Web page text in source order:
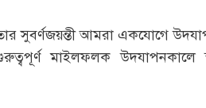
সুবর্ণজয়ন্তী আমরা একযোগে
মাইলফলক উদযাপনকালে